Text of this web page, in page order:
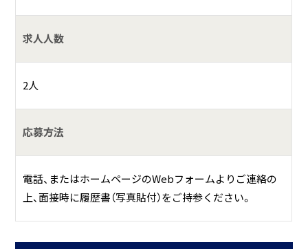
求人人数
2人
応募方法
電話、またはホームページのWebフォームよりご連絡の
上、面接時に履歴書（写真貼付）をご持参ください。